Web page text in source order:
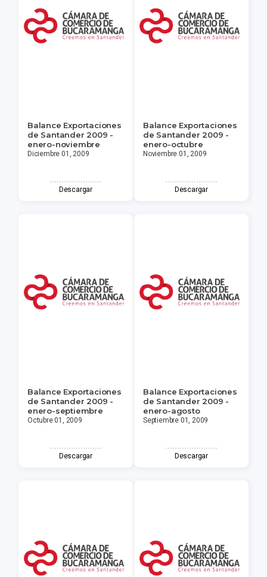
Balance Exportaciones
de Santander 2009 -
enero-noviembre
Diciembre 01, 2009
Descargar
Balance Exportaciones
de Santander 2009 -
enero-octubre
Noviembre 01, 2009
Descargar
Balance Exportaciones
de Santander 2009 -
enero-septiembre
Octubre 01, 2009
Descargar
Balance Exportaciones
de Santander 2009 -
enero-agosto
Septiembre 01, 2009
Descargar